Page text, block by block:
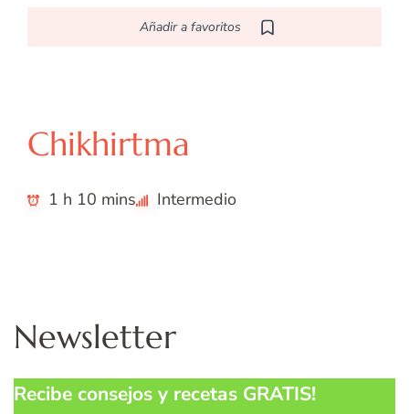
Añadir a favoritos
Chikhirtma
1 h 10 mins Intermedio
Newsletter
Recibe consejos y recetas GRATIS!